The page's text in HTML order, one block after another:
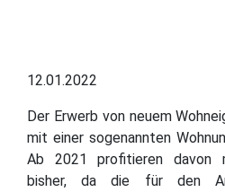
12.01.2022
Der Erwerb von neuem
mit einer sogenannten
Ab 2021 profitieren davon
bisher, da die für den